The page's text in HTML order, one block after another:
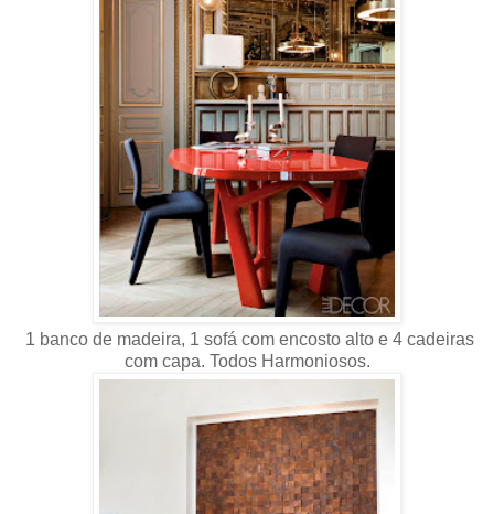
1 banco de madeira, 1 sofá com encosto alto e 4 cadeiras
com capa. Todos Harmoniosos.